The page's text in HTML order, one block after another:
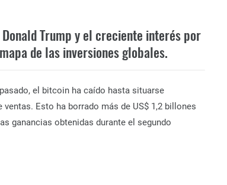
Trump y el creciente interés por
de las inversiones globales.
el bitcoin ha caído hasta situarse
Esto ha borrado más de US$ 1,2 billones
ganancias obtenidas durante el segundo